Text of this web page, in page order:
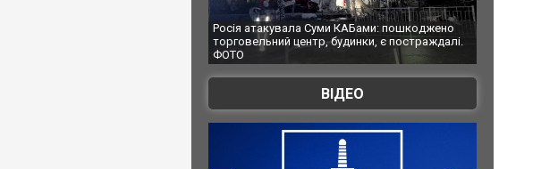
Росія атакувала Суми КАБами: пошкоджено
торговельний центр, будинки, є постраждалі.
Українські надзвичайники врятували
під час ліквідації масштабної лісової
ВІДЕО